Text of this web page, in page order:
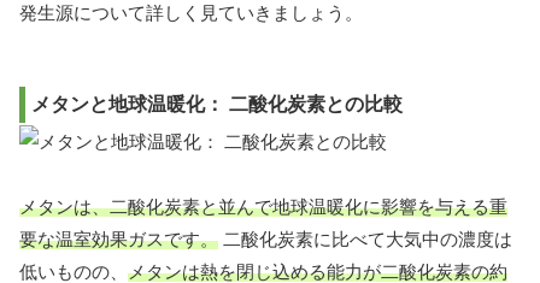
発生源について詳しく見ていきましょう。
メタンと地球温暖化： 二酸化炭素との比較
メタンは、二酸化炭素と並んで地球温暖化に影響を与える重
要な温室効果ガスです。 二酸化炭素に比べて大気中の濃度は
低いものの、 メタンは熱を閉じ込める能力が二酸化炭素の約